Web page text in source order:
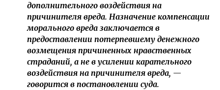
дополнительного воздействия на
причинителя вреда. Назначение компенсации
морального вреда заключается в
предоставлении потерпевшему денежного
возмещения причиненных нравственных
страданий, а не в усилении карательного
воздействия на причинителя вреда, —
говорится в постановлении суда.